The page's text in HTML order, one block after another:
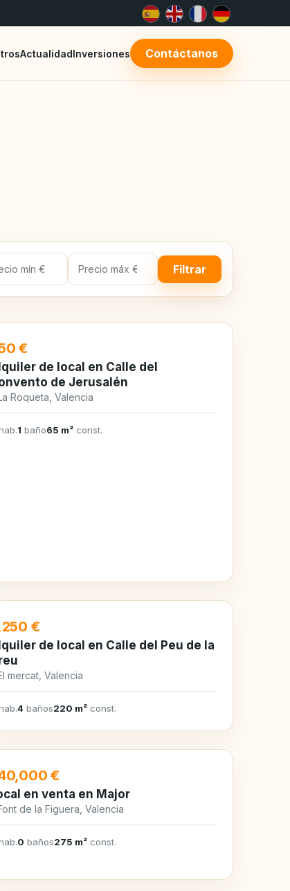
ActualidadInversiones Contáctanos
Filtrar
ALQUILER
€
de local en Calle del
de Jerusalén
Roqueta, Valencia
1 baño65 m² const.
ALQUILER
€
de local en Calle del Peu de la
mercat, Valencia
4 baños220 m² const.
VENTA €
en venta en Major
de la Figuera, Valencia
0 baños275 m² const.